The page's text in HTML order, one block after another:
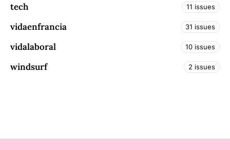
tech 11 issues
vidaenfrancia 31 issues
vidalaboral 10 issues
windsurf 2 issues